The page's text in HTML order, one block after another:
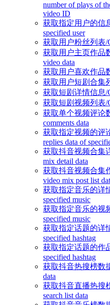
number of plays of
video ID
获取指定用户的信
specified user
获取用户粉丝列表/
获取用户主页作品
video data
获取用户喜欢作品
获取用户短剧合集
获取短剧详情信息/
获取短剧视频列表/
获取单个视频评论
comments data
获取指定视频的评
replies data of
获取抖音视频合集
mix detail data
获取抖音视频合集
video mix post list
获取指定音乐的详
specified music
获取指定音乐的视
specified music
获取指定话题的详
specified hashtag
获取指定话题的作
specified hashtag
获取抖音热搜榜数
data
获取抖音直播热搜
search list data